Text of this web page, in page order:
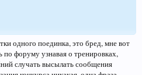
одного поединка, это бред, мне вот
по форуму узнавая о тренировках,
случать высылать сообщения